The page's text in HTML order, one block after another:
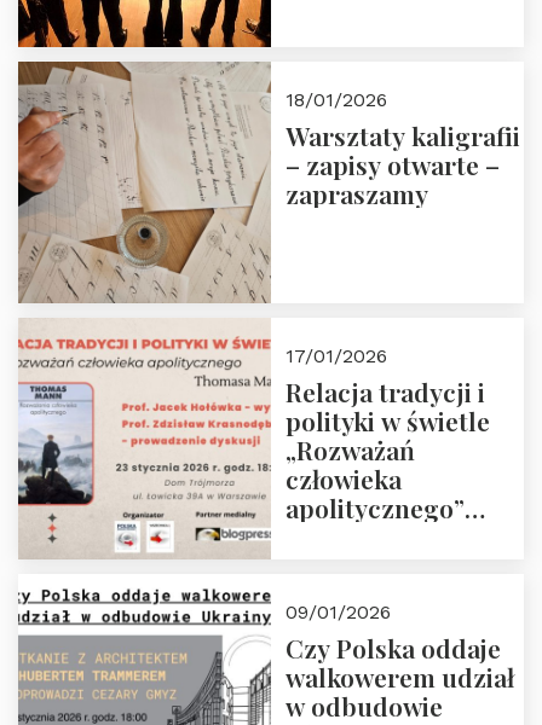
18/01/2026
Warsztaty kaligrafii
– zapisy otwarte –
zapraszamy
17/01/2026
Relacja tradycji i
polityki w świetle
„Rozważań
człowieka
apolitycznego”
godz. 18:00.
Zapraszamy!
09/01/2026
Czy Polska oddaje
walkowerem udział
w odbudowie